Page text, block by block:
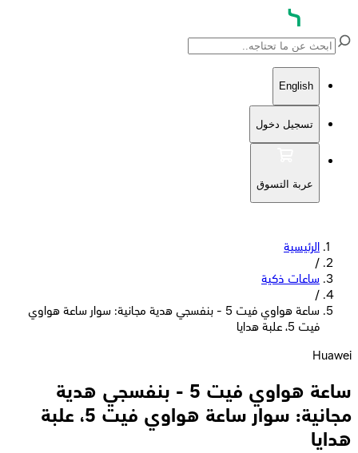
English
تسجيل دخول
عربة التسوق
الرئيسية
/
ساعات ذكية
/
ساعة هواوي فيت 5 - بنفسجي هدية مجانية: سوار ساعة هواوي
فيت 5، علبة هدايا
Huawei
ساعة هواوي فيت 5 - بنفسجي هدية
مجانية: سوار ساعة هواوي فيت 5، علبة
هدايا